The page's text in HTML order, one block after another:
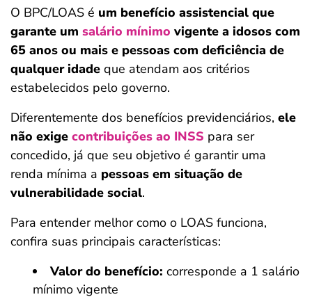
O BPC/LOAS é um benefício assistencial que
garante um salário mínimo vigente a idosos com
65 anos ou mais e pessoas com deficiência de
qualquer idade que atendam aos critérios
estabelecidos pelo governo.
Diferentemente dos benefícios previdenciários, ele
não exige contribuições ao INSS para ser
concedido, já que seu objetivo é garantir uma
renda mínima a pessoas em situação de
vulnerabilidade social.
Para entender melhor como o LOAS funciona,
confira suas principais características:
Valor do benefício: corresponde a 1 salário
mínimo vigente